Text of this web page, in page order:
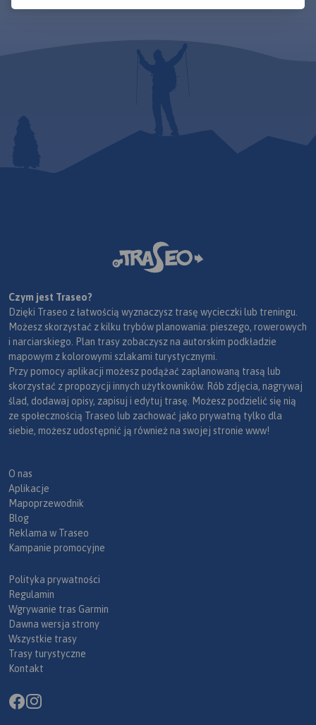
Czym jest Traseo?
Dzięki Traseo z łatwością wyznaczysz trasę wycieczki lub treningu.
Możesz skorzystać z kilku trybów planowania: pieszego, rowerowych
i narciarskiego. Plan trasy zobaczysz na autorskim podkładzie
mapowym z kolorowymi szlakami turystycznymi.
Przy pomocy aplikacji możesz podążać zaplanowaną trasą lub
skorzystać z propozycji innych użytkowników. Rób zdjęcia, nagrywaj
ślad, dodawaj opisy, zapisuj i edytuj trasę. Możesz podzielić się nią
ze społecznością Traseo lub zachować jako prywatną tylko dla
siebie, możesz udostępnić ją również na swojej stronie www!
O nas
Aplikacje
Mapoprzewodnik
Blog
Reklama w Traseo
Kampanie promocyjne
Polityka prywatności
Regulamin
Wgrywanie tras Garmin
Dawna wersja strony
Wszystkie trasy
Trasy turystyczne
Kontakt